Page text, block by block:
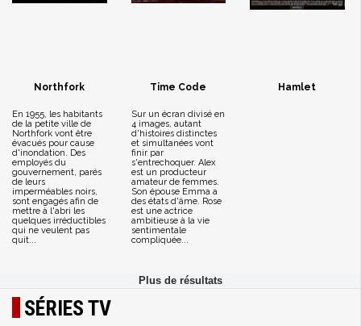
Northfork
En 1955, les habitants
de la petite ville de
Northfork vont être
évacués pour cause
d'inondation. Des
employés du
gouvernement, parés
de leurs
imperméables noirs,
sont engagés afin de
mettre à l'abri les
quelques irréductibles
qui ne veulent pas
quit...
Time Code
Sur un écran divisé en
4 images, autant
d'histoires distinctes
et simultanées vont
finir par
s'entrechoquer. Alex
est un producteur
amateur de femmes.
Son épouse Emma a
des états d'âme. Rose
est une actrice
ambitieuse à la vie
sentimentale
compliquée...
Hamlet
SÉRIES TV